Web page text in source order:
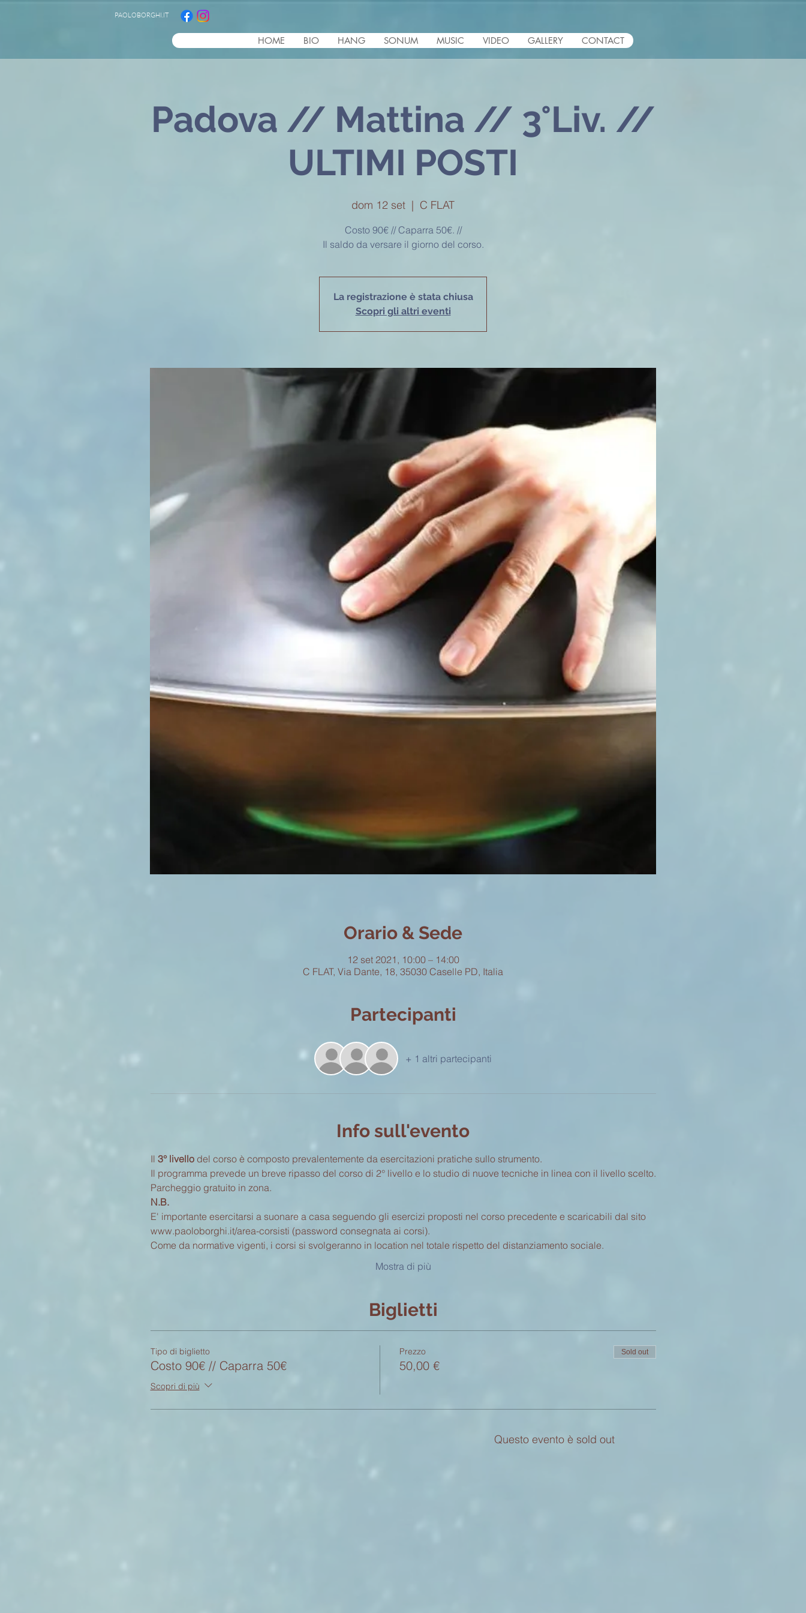
PAOLOBORGHI.IT
HOME BIO HANG SONUM MUSIC VIDEO GALLERY CONTACT
Padova // Mattina // 3°Liv. //
ULTIMI POSTI
dom 12 set
  |
C FLAT
Costo 90€ // Caparra 50€. //
La registrazione è stata chiusa
Scopri gli altri eventi
Orario & Sede
12 set 2021, 10:00 – 14:00
C FLAT, Via Dante, 18, 35030 Caselle PD, Italia
Partecipanti
+ 1 altri partecipanti
Info sull'evento
Il 3° livello del corso è composto prevalentemente da esercitazioni pratiche sullo strumento.
Il programma prevede un breve ripasso del corso di 2° livello e lo studio di nuove tecniche in linea con il livello scelto.
Parcheggio gratuito in zona.
N.B.
E' importante esercitarsi a suonare a casa seguendo gli esercizi proposti nel corso precedente e scaricabili dal sito
www.paoloborghi.it/area-corsisti (password consegnata ai corsi).
Come da normative vigenti, i corsi si svolgeranno in location nel totale rispetto del distanziamento sociale.
Mostra di più
Biglietti
Tipo di biglietto
Costo 90€ // Caparra 50€
Scopri di più
Prezzo
50,00 €
Sold out
Questo evento è sold out